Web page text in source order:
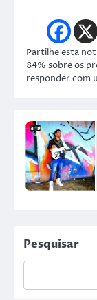
Partilhe esta
84% sobre os
responder com
Pesquisar